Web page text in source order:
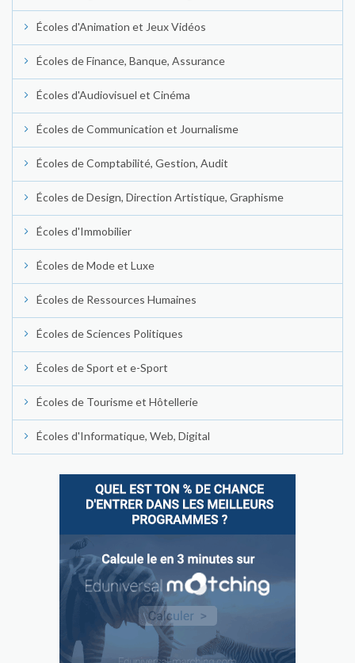
Écoles d'Animation et Jeux Vidéos
Écoles de Finance, Banque, Assurance
Écoles d'Audiovisuel et Cinéma
Écoles de Communication et Journalisme
Écoles de Comptabilité, Gestion, Audit
Écoles de Design, Direction Artistique, Graphisme
Écoles d'Immobilier
Écoles de Mode et Luxe
Écoles de Ressources Humaines
Écoles de Sciences Politiques
Écoles de Sport et e-Sport
Écoles de Tourisme et Hôtellerie
Écoles d'Informatique, Web, Digital